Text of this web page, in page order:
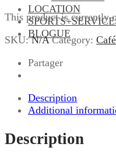
LOCATION
BLOGUE
This product is currently
SKU:N/A Category: Café
Partager
Description
Additional
Description